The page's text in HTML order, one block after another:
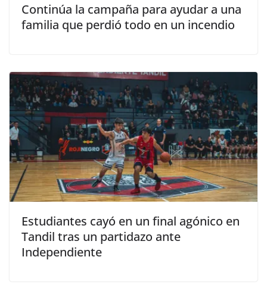
Continúa la campaña para ayudar a una
familia que perdió todo en un incendio
Estudiantes cayó en un final agónico en
Tandil tras un partidazo ante
Independiente